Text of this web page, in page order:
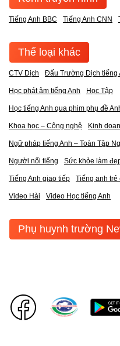
Tiếng Anh BBC Tiếng Anh CNN
Thể loại khác
CTV Dịch Đấu Trường Dịch tiếng
Học phát âm tiếng Anh Học Tập
Học tiếng Anh qua phim phụ đề
Khoa học – Công nghệ Kinh
Ngữ pháp tiếng Anh – Toàn Tập
Người nổi tiếng Sức khỏe làm
Tiếng Anh giao tiếp Tiếng anh trẻ
Video Hài Video Học tiếng Anh
Phụ huynh trường